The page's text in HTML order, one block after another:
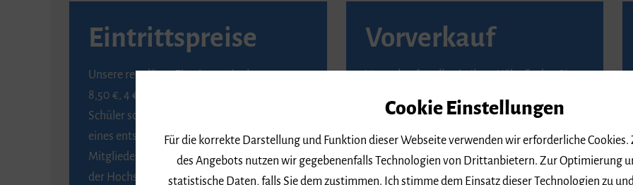
Eintrittspreise
Unsere regulären Eintrittspreise betragen
8,50 €, 4 € ermäßigt für Schülerinnen und
Schüler sowie Studierende gegen Vorlage
eines entsprechenden Nachweises, 6 € für
Mitglieder der Gesellschaft zur Förderung
der Hochschule für Musik Freiburg e. V.
Vorverkauf
Vorverkaufsstellen in Ihrer Nähe finden Sie
BZ-Kartenservice Freiburg
Kaiser-Joseph-Straße 229
79098 Freiburg
Cookie Einstellungen
Für die korrekte Darstellung und Funktion dieser Webseite verwenden wir erforderliche
des Angebots nutzen wir gegebenenfalls Technologien von Drittanbietern. Zur Optimierung
statistische Daten, falls Sie dem zustimmen. Ich stimme dem Einsatz dieser Technologien zu